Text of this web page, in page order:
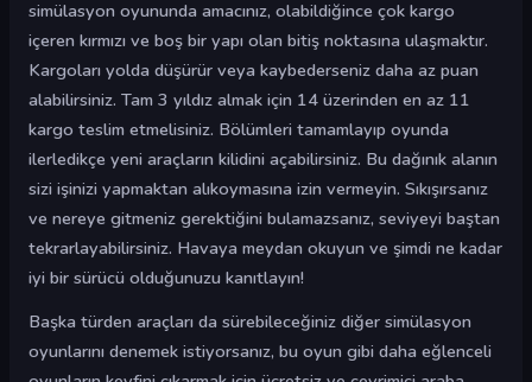
simülasyon oyununda amacınız, olabildiğince çok kargo
içeren kırmızı ve boş bir yapı olan bitiş noktasına ulaşmaktır.
Kargoları yolda düşürür veya kaybederseniz daha az puan
alabilirsiniz. Tam 3 yıldız almak için 14 üzerinden en az 11
kargo teslim etmelisiniz. Bölümleri tamamlayıp oyunda
ilerledikçe yeni araçların kilidini açabilirsiniz. Bu dağınık alanın
sizi işinizi yapmaktan alıkoymasına izin vermeyin. Sıkışırsanız
ve nereye gitmeniz gerektiğini bulamazsanız, seviyeyi baştan
tekrarlayabilirsiniz. Havaya meydan okuyun ve şimdi ne kadar
iyi bir sürücü olduğunuzu kanıtlayın!
Başka türden araçları da sürebileceğiniz diğer simülasyon
oyunlarını denemek istiyorsanız, bu oyun gibi daha eğlenceli